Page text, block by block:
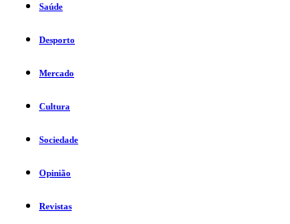
Saúde
Desporto
Mercado
Cultura
Sociedade
Opinião
Revistas